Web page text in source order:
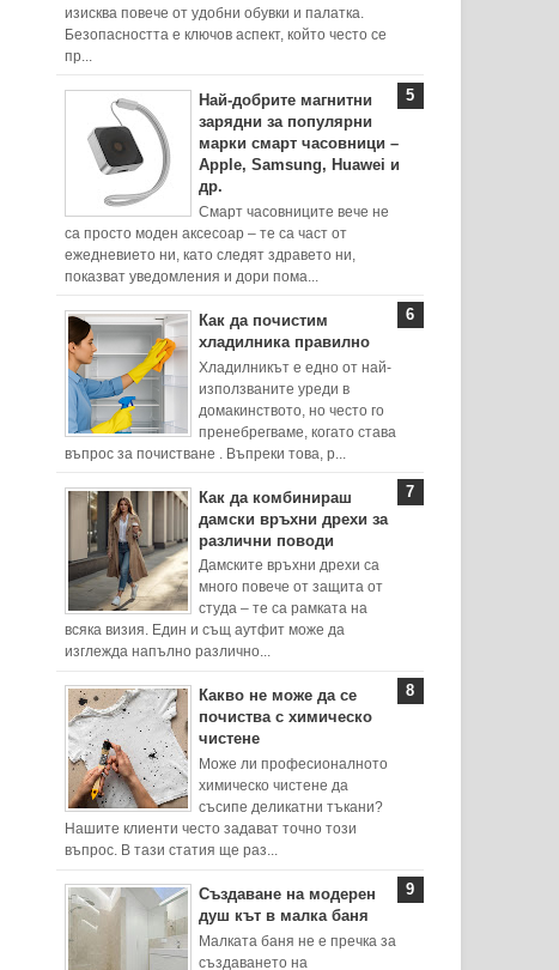
изисква повече от удобни обувки и палатка.
Безопасността е ключов аспект, който често се
пр...
Най-добрите магнитни
зарядни за популярни
марки смарт часовници –
Apple, Samsung, Huawei и
др.
Смарт часовниците вече не
са просто моден аксесоар – те са част от
ежедневието ни, като следят здравето ни,
показват уведомления и дори пома...
Как да почистим
хладилника правилно
Хладилникът е едно от най-
използваните уреди в
домакинството, но често го
пренебрегваме, когато става
въпрос за почистване . Въпреки това, р...
Как да комбинираш
дамски връхни дрехи за
различни поводи
Дамските връхни дрехи са
много повече от защита от
студа – те са рамката на
всяка визия. Един и същ аутфит може да
изглежда напълно различно...
Какво не може да се
почиства с химическо
чистене
Може ли професионалното
химическо чистене да
съсипе деликатни тъкани?
Нашите клиенти често задават точно този
въпрос. В тази статия ще раз...
Създаване на модерен
душ кът в малка баня
Малката баня не е пречка за
създаването на